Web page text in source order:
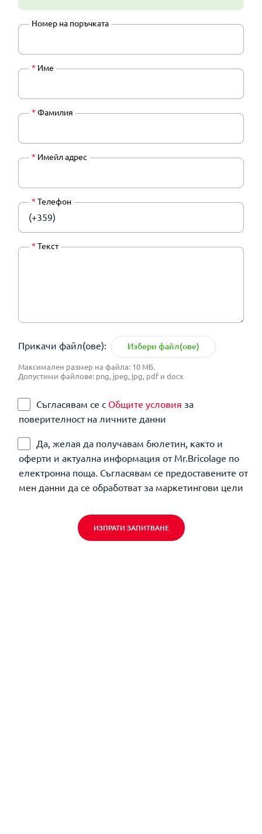
Номер на поръчката
* Име
* Фамилия
* Имейл адрес
* Телефон
(+359)
* Текст
Прикачи файл(ове): Избери файл(ове)
Максимален размер на файла: 10 МБ.
Допустими файлове: png, jpeg, jpg, pdf и docx
Съгласявам се с Общите условия за
поверителност на личните данни
Да, желая да получавам бюлетин, както и
оферти и актуална информация от Mr.Bricolage по
електронна поща. Съгласявам се предоставените от
мен данни да се обработват за маркетингови цели
ИЗПРАТИ ЗАПИТВАНЕ